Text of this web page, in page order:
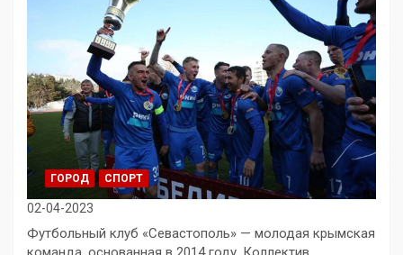
ГОРОД СПОРТ
02-04-2023
Футбольный клуб «Севастополь» — молодая крымская